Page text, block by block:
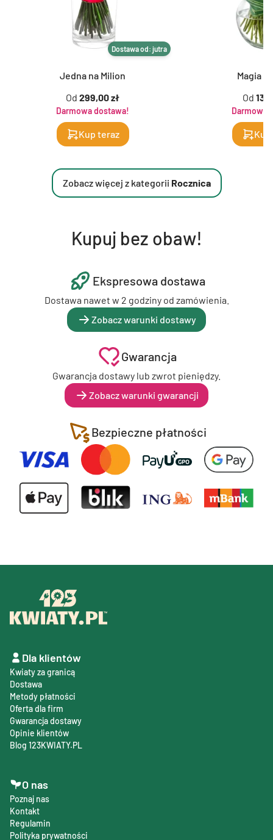
Dostawa od: jutra
Jedna na Milion
Od 299,00 zł
Darmowa dostawa!
Kup teraz
Magia
Od
Darmowa
Zobacz więcej z kategorii Rocznica
Kupuj bez obaw!
Ekspresowa dostawa
Dostawa nawet w 2 godziny od zamówienia.
Zobacz warunki dostawy
Gwarancja
Gwarancja dostawy lub zwrot pieniędzy.
Zobacz warunki gwarancji
Bezpieczne płatności
Dla klientów
Kwiaty za granicą
Dostawa
Metody płatności
Oferta dla firm
Gwarancja dostawy
Opinie klientów
Blog 123KWIATY.PL
O nas
Poznaj nas
Kontakt
Regulamin
Polityka prywatności